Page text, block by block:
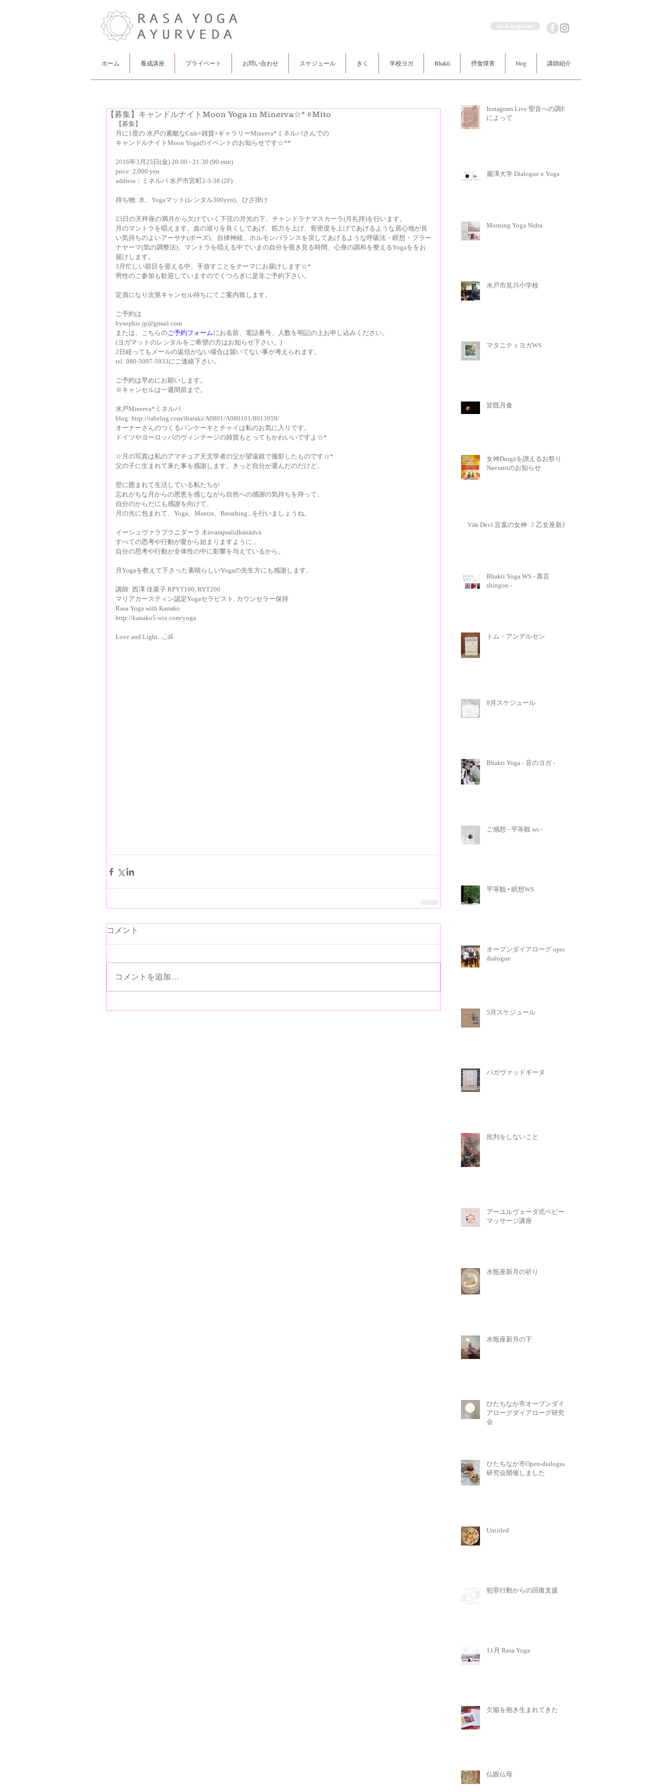
mail magazine
ホーム 養成講座 プライベート お問い合わせ スケジュール きく 学校ヨガ Bhakti 摂食障害 blog 講師紹介
【募集】キャンドルナイトMoon Yoga in Minerva☆* #Mito
【募集】
月に1度の 水戸の素敵なCafe+雑貨+ギャラリーMinerva*ミネルバさんでの
キャンドルナイトMoon Yogaのイベントのお知らせです☆**
2016年3月25日(金) 20:00 - 21:30 (90 min)
price: 2,000 yen
address：ミネルバ 水戸市宮町2-3-38 (2F)
持ち物: 水、Yogaマット(レンタル300yen)、ひざ掛け
23日の天秤座の満月から欠けていく下弦の月光の下、チャンドラナマスカーラ(月礼拝)を行います。
月のマントラを唱えます。血の巡りを良くしてあげ、筋力を上げ、骨密度を上げてあげるような居心地が良
い気持ちのよいアーサナ(ポーズ)、自律神経、ホルモンバランスを戻してあげるような呼吸法・瞑想・プラー
ナヤーマ(気の調整法)、マントラを唱える中でいまの自分を覗き見る時間、心身の調和を整えるYogaををお
届けします。
3月忙しい節目を迎える中、手放すことをテーマにお届けします☆*
男性のご参加も歓迎していますのでくつろぎに是非ご予約下さい。
定員になり次第キャンセル待ちにてご案内致します。
ご予約は
bysophie.jp@gmail.com
または、こちらのご予約フォームにお名前、電話番号、人数を明記の上お申し込みください。
(ヨガマットのレンタルをご希望の方はお知らせ下さい。)
2日経ってもメールの返信がない場合は届いてない事が考えられます。
tel: 080-5097-5933にご連絡下さい。
ご予約は早めにお願いします。
※キャンセルは一週間前まで。
水戸Minerva*ミネルバ
blog: http://tabelog.com/ibaraki/A0801/A080101/8013959/
オーナーさんのつくるパンケーキとチャイは私のお気に入りです。
ドイツやヨーロッパのヴィンテージの雑貨もとってもかわいいですよ☆*
☆月の写真は私のアマチュア天文学者の父が望遠鏡で撮影したものです☆*
父の子に生まれて来た事を感謝します。きっと自分が選んだのだけど。
壁に囲まれて生活している私たちが
忘れがちな月からの恩恵を感じながら自然への感謝の気持ちを持って、
自分のからだにも感謝を向けて、
月の光に包まれて、Yoga、Mantra、Breathing...を行いましょうね。
イーシュヴァラプラニダーラ Æùvarapraîidhánádvá
すべての思考や行動が愛から始まりますように...
自分の思考や行動が全体性の中に影響を与えているから。
月Yogaを教えて下さった素晴らしいYogaの先生方にも感謝します。
講師: 西澤 佳菜子 RPYT100, RYT200
マリアカースティン認定Yogaセラピスト, カウンセラー保持
Rasa Yoga with Kanako
http://kanako5.wix.com/yoga
Love and Light...◡̈ॐ
コメント
コメントを追加…
Instagram Live 聖音への調律
によって
麗澤大学 Dialogue x Yoga
Morning Yoga Nidra
水戸市見川小学校
マタニティヨガWS
皆既月食
女神Durgāを讃えるお祭り
Navratriのお知らせ
Vāk Devī 言葉の女神 ☽ 乙女座新月
Bhakti Yoga WS - 真言
shingon -
トム・アンデルセン
8月スケジュール
Bhakti Yoga - 音のヨガ -
ご感想 - 平等観 ws -
平等観 • 瞑想WS
オープンダイアローグ open
dialogue
5月スケジュール
バガヴァッドギータ
批判をしないこと
アーユルヴェーダ式ベビー
マッサージ講座
水瓶座新月の祈り
水瓶座新月の下
ひたちなか市オープンダイ
アローグダイアローグ研究
会
ひたちなか市Open-dialogue
研究会開催しました
Untitled
犯罪行動からの回復支援
11月 Rasa Yoga
欠陥を抱き生まれてきた
仏眼仏母